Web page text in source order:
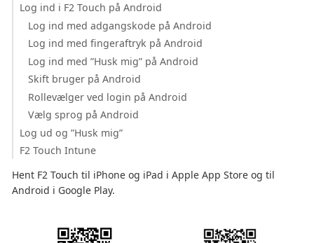
Log ind i F2 Touch på Android
Log ind med adgangskode på Android
Log ind med fingeraftryk på Android
Log ind med ”Husk mig” på Android
Skift bruger på Android
Rollevælger ved login på Android
Vælg sprog på Android
Log ud og ”Husk mig”
F2 Touch Intune
Hent F2 Touch til iPhone og iPad i Apple App Store og til
Android i Google Play.